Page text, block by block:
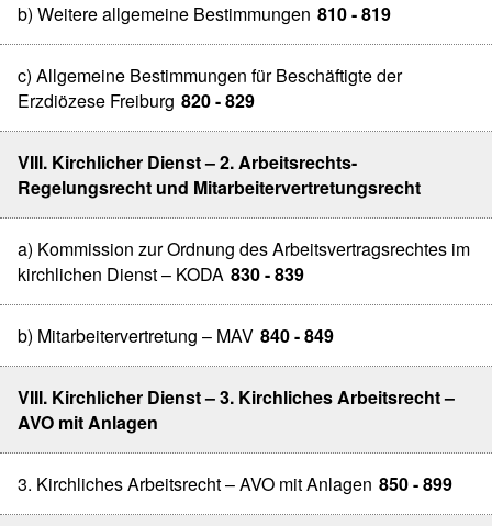
b) Weitere allgemeine Bestimmungen 810 - 819
c) Allgemeine Bestimmungen für Beschäftigte der
Erzdiözese Freiburg 820 - 829
VIII. Kirchlicher Dienst – 2. Arbeitsrechts-
Regelungsrecht und Mitarbeitervertretungsrecht
a) Kommission zur Ordnung des Arbeitsvertragsrechtes im
kirchlichen Dienst – KODA 830 - 839
b) Mitarbeitervertretung – MAV 840 - 849
VIII. Kirchlicher Dienst – 3. Kirchliches Arbeitsrecht –
AVO mit Anlagen
3. Kirchliches Arbeitsrecht – AVO mit Anlagen 850 - 899